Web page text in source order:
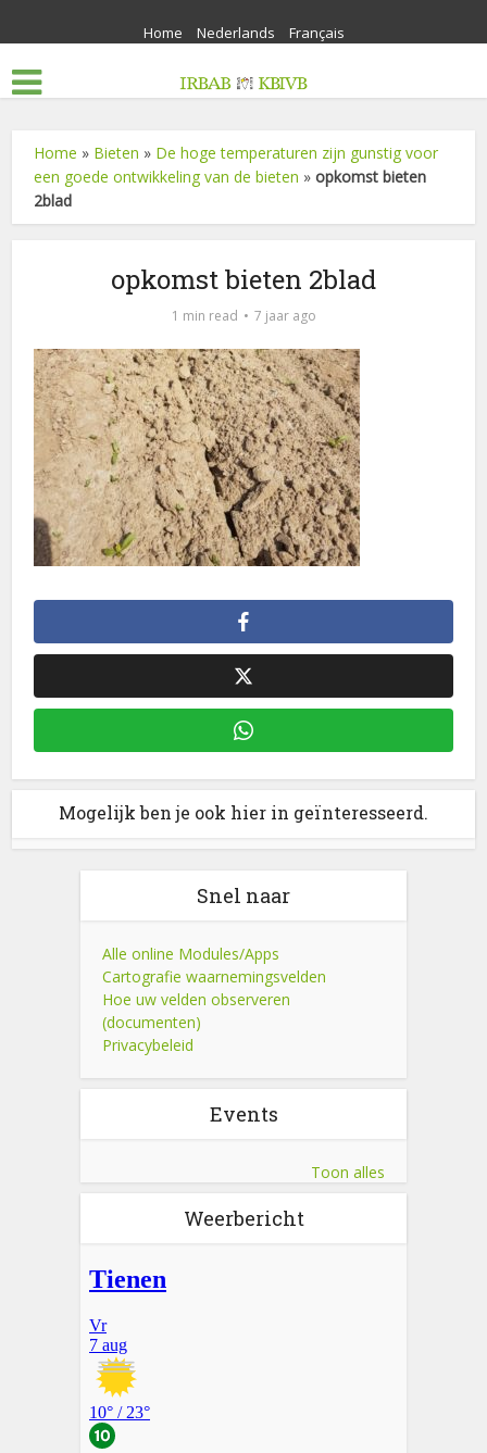
Home Nederlands Français
Home » Bieten » De hoge temperaturen zijn gunstig voor
een goede ontwikkeling van de bieten »opkomst bieten
2blad
opkomst bieten 2blad
1 min read 7 jaar ago
Mogelijk ben je ook hier in geïnteresseerd.
Snel naar
Alle online Modules/Apps
Cartografie waarnemingsvelden
Hoe uw velden observeren
(documenten)
Privacybeleid
Events
Toon alles
Weerbericht